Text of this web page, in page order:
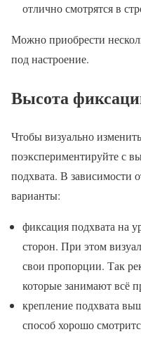
отлично смотрятся в
Можно приобрести
под настроение.
Высота
Чтобы визуально
поэкспериментируйте с
подхвата. В зависимости
варианты:
фиксация подхвата на
сторон. При этом
свои пропорции. Так
которые занимают всё
крепление подхвата
способ хорошо